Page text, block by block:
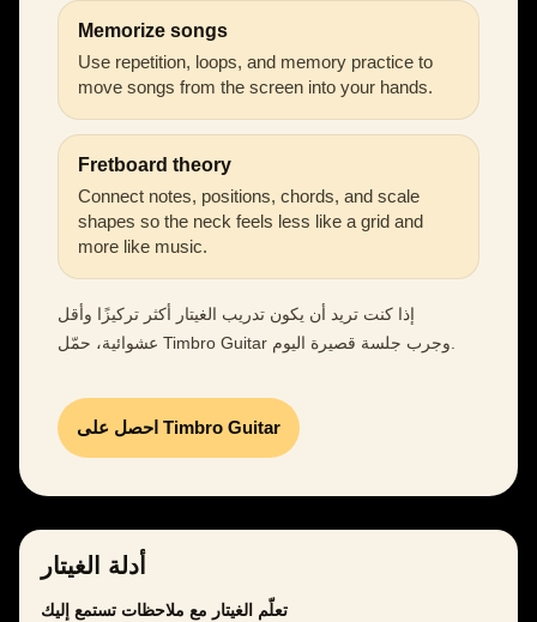
Memorize songs
Use repetition, loops, and memory practice to
move songs from the screen into your hands.
Fretboard theory
Connect notes, positions, chords, and scale
shapes so the neck feels less like a grid and
more like music.
إذا كنت تريد أن يكون تدريب الغيتار أكثر تركيزًا وأقل
عشوائية، حمّل Timbro Guitar وجرب جلسة قصيرة اليوم.
احصل على Timbro Guitar
أدلة الغيتار
تعلّم الغيتار مع ملاحظات تستمع إليك